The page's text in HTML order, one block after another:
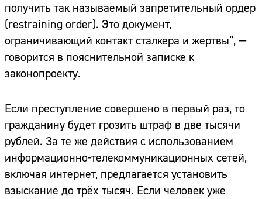
получить так называемый запретительный ордер
(restraining order). Это документ,
ограничивающий контакт сталкера и жертвы”, —
говорится в пояснительной записке к
законопроекту.
Если преступление совершено в первый раз, то
гражданину будет грозить штраф в две тысячи
рублей. За те же действия с использованием
информационно-телекоммуникационных сетей,
включая интернет, предлагается установить
взыскание до трёх тысяч. Если человек уже